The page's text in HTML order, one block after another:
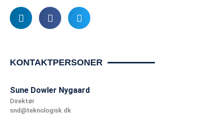
KONTAKTPERSONER
Sune Dowler Nygaard
Direktør
snd@teknologisk.dk